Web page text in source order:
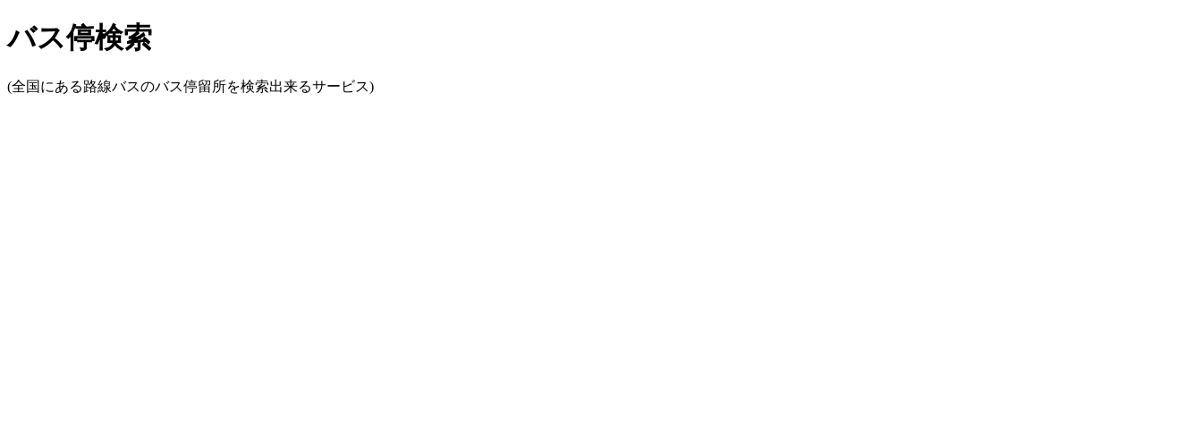
バス停検索
(全国にある路線バスのバス停留所を検索出来るサービス)